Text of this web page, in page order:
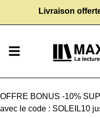
Livraison
OFFRE BONUS -10%
avec le code : SOLEIL10